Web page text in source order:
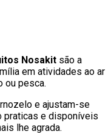
Nosakit são a
em atividades ao ar
ou pesca.
e ajustam-se
praticas e disponíveis
lhe agrada.